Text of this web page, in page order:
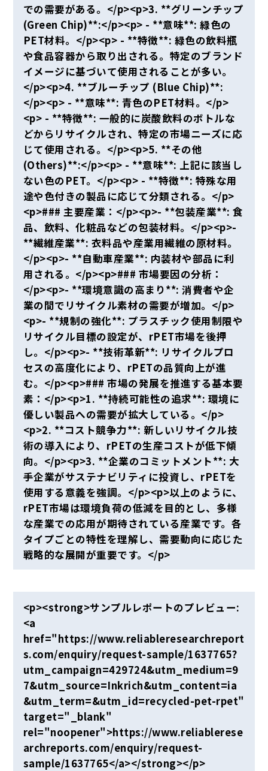
での需要がある。</p><p>3. **グリーンチップ
(Green Chip)**:</p><p> - **意味**: 緑色の
PET材料。</p><p> - **特徴**: 緑色の飲料瓶
や食品容器から取り出される。特定のブランド
イメージに基づいて使用されることが多い。
</p><p>4. **ブルーチップ (Blue Chip)**:
</p><p> - **意味**: 青色のPET材料。</p>
<p> - **特徴**: 一般的に炭酸飲料のボトルな
どからリサイクルされ、特定の市場ニーズに応
じて使用される。</p><p>5. **その他
(Others)**:</p><p> - **意味**: 上記に該当し
ない色のPET。</p><p> - **特徴**: 特殊な用
途や色付きの製品に応じて分類される。</p>
<p>### 主要産業：</p><p>- **包装産業**: 食
品、飲料、化粧品などの包装材料。</p><p>-
**繊維産業**: 衣料品や産業用繊維の原材料。
</p><p>- **自動車産業**: 内装材や部品に利
用される。</p><p>### 市場要因の分析：
</p><p>- **環境意識の高まり**: 消費者や企
業の間でリサイクル素材の需要が増加。</p>
<p>- **規制の強化**: プラスチック使用制限や
リサイクル目標の設定が、rPET市場を後押
し。</p><p>- **技術革新**: リサイクルプロ
セスの高度化により、rPETの品質向上が進
む。</p><p>### 市場の発展を推進する基本要
素：</p><p>1. **持続可能性の追求**: 環境に
優しい製品への需要が拡大している。</p>
<p>2. **コスト競争力**: 新しいリサイクル技
術の導入により、rPETの生産コストが低下傾
向。</p><p>3. **企業のコミットメント**: 大
手企業がサステナビリティに投資し、rPETを
使用する意義を強調。</p><p>以上のように、
rPET市場は環境負荷の低減を目的とし、多様
な産業での応用が期待されている産業です。各
タイプごとの特性を理解し、需要動向に応じた
戦略的な展開が重要です。</p>
<p><strong>サンプルレポートのプレビュー:
<a
href="https://www.reliableresearchreport
s.com/enquiry/request-sample/1637765?
utm_campaign=429724&utm_medium=9
7&utm_source=Inkrich&utm_content=ia
&utm_term=&utm_id=recycled-pet-rpet"
target="_blank"
rel="noopener">https://www.reliablerese
archreports.com/enquiry/request-
sample/1637765</a></strong></p>